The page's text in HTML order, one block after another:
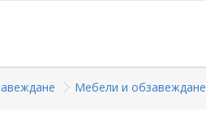
Мебели и обзавеждане